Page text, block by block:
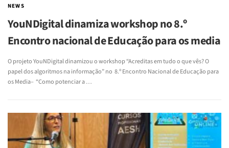
NEWS
YouNDigital dinamiza workshop no 8.º
Encontro nacional de Educação para os media
O projeto YouNDigital dinamizou o workshop “Acreditas em tudo o que vês? O
papel dos algoritmos na informação” no 8.º Encontro Nacional de Educação para
os Media– “Como potenciar a …